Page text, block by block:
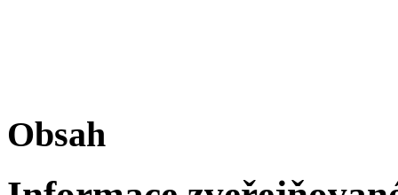
Obsah